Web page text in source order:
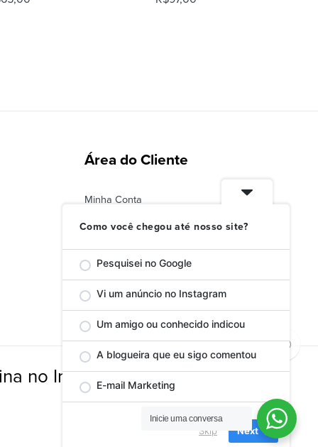
Área do Cliente
Minha Conta
Status do Pedido
Troca ou Devolução
no Instagram
Inicie uma conversa
Como você chegou até nosso site?
Pesquisei no Google
Vi um anúncio no Instagram
Um amigo ou conhecido indicou
A blogueira que eu sigo comentou
E-mail Marketing
Skip Next